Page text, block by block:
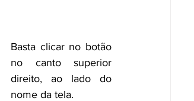
Basta clicar no botão
no canto superior
direito, ao lado do
nome da tela.